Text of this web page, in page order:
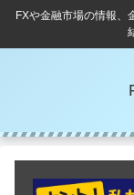
FXや金融市場の情報、